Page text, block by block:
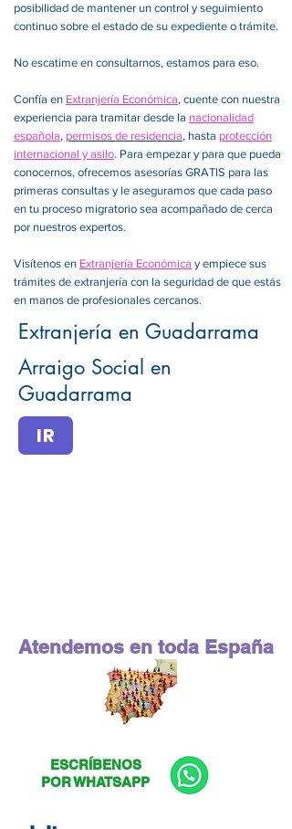
posibilidad de mantener un control y seguimiento
continuo sobre el estado de su expediente o trámite.
No escatime en consultarnos, estamos para eso.
Confía en Extranjería Económica, cuente con nuestra
experiencia para tramitar desde la nacionalidad
española, permisos de residencia, hasta protección
internacional y asilo. Para empezar y para que pueda
conocernos, ofrecemos asesorías GRATIS para las
primeras consultas y le aseguramos que cada paso
en tu proceso migratorio sea acompañado de cerca
por nuestros expertos.
Visítenos en Extranjería Económica y empiece sus
trámites de extranjería con la seguridad de que estás
en manos de profesionales cercanos.
Extranjería en Guadarrama
Arraigo Social en
Guadarrama
IR
Atendemos en toda España
ESCRÍBENOS
POR WHATSAPP